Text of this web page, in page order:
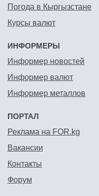
Погода в Кыргызстане
Курсы валют
ИНФОРМЕРЫ
Информер новостей
Информер валют
Информер металлов
ПОРТАЛ
Реклама на FOR.kg
Вакансии
Контакты
Форум